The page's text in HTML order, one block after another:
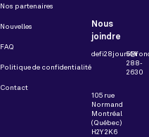
Nos partenaires
Nouvelles
FAQ
Politique de confidentialité
Contact
Nous
joindre
514
288-
2630
105 rue
Normand
Montréal
(Québec)
H2Y 2K6